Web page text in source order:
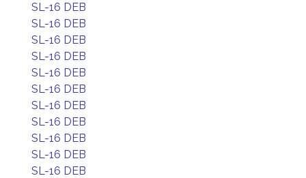
SL-16 DEB
SL-16 DEB
SL-16 DEB
SL-16 DEB
SL-16 DEB
SL-16 DEB
SL-16 DEB
SL-16 DEB
SL-16 DEB
SL-16 DEB
SL-16 DEB